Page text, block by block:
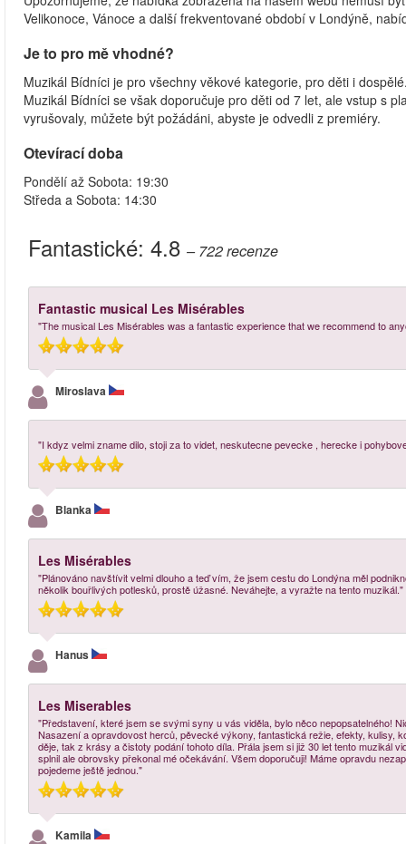
Velikonoce, Vánoce a další frekventované období v Londýně,
Je to pro mě vhodné?
Muzikál Bídníci je pro všechny věkové kategorie, pro děti i
Muzikál Bídníci se však doporučuje pro děti od 7 let, ale vstup s
vyrušovaly, můžete být požádáni, abyste je odvedli z premiéry.
Otevírací doba
Pondělí až Sobota: 19:30
Středa a Sobota: 14:30
Fantastické: 4.8 – 722recenze
Fantastic musical Les Misérables
"The musical Les Misérables was a fantastic experience that we recommend to
Miroslava
"I kdyz velmi zname dilo, stoji za to videt, neskutecne pevecke , herecke i
Blanka
Les Misérables
"Plánováno navštívit velmi dlouho a teď vím, že jsem cestu do Londýna měl
několik bouřlivých potlesků, prostě úžasné. Neváhejte, a vyražte na tento muzikál."
Hanus
Les Miserables
"Představení, které jsem se svými syny u vás viděla, bylo něco nepopsatelného!
Nasazení a opravdovost herců, pěvecké výkony, fantastická režie, efekty, kulisy,
děje, tak z krásy a čistoty podání tohoto díla. Přála jsem si již 30 let tento muzikál
splnil ale obrovsky překonal mé očekávání. Všem doporučuji! Máme opravdu
pojedeme ještě jednou."
Kamila